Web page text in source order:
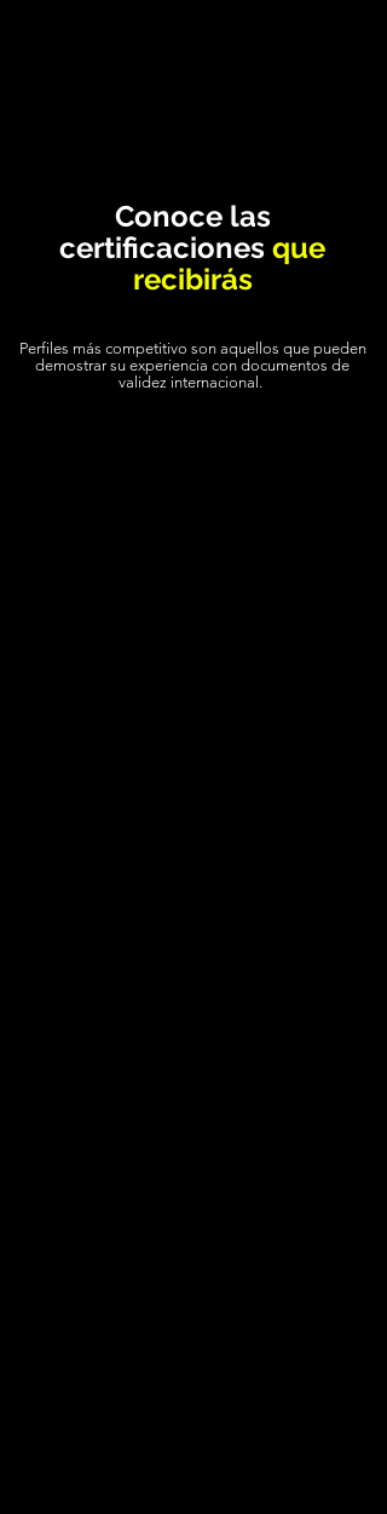
Conoce las
certificaciones que
recibirás
Perfiles más competitivo son aquellos que pueden
demostrar su experiencia con documentos de
validez internacional.